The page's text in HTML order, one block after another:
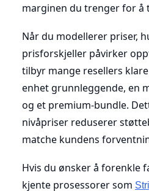
marginen du trenger for å
Når du modellerer priser,
prisforskjeller påvirker
tilbyr mange resellers
enhet grunnleggende, en
og et premium-bundle.
nivåpriser reduserer
matche kundens
Hvis du ønsker å forenkle
kjente prosessorer som